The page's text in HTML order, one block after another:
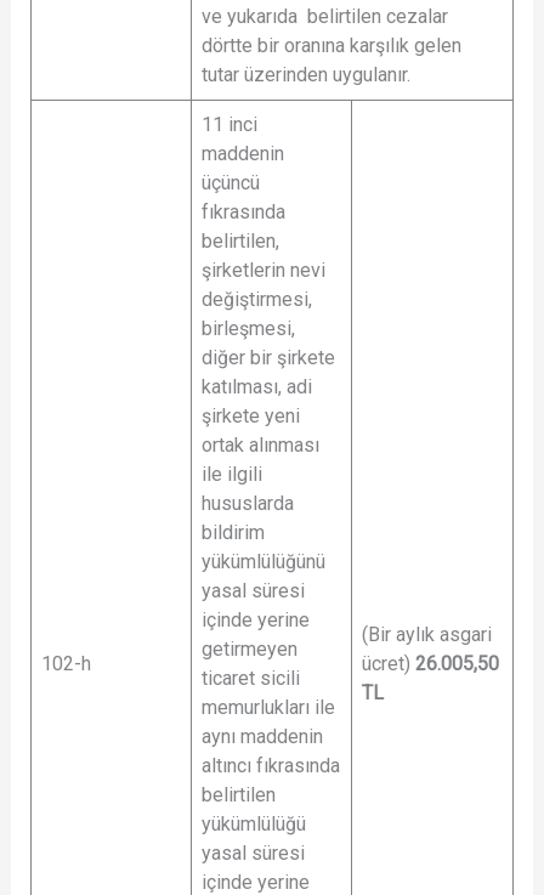
ve yukarıda belirtilen cezalar
dörtte bir oranına karşılık gelen
tutar üzerinden uygulanır.
102-h
11 inci
maddenin
üçüncü
fıkrasında
belirtilen,
şirketlerin nevi
değiştirmesi,
birleşmesi,
diğer bir şirkete
katılması, adi
şirkete yeni
ortak alınması
ile ilgili
hususlarda
bildirim
yükümlülüğünü
yasal süresi
içinde yerine
getirmeyen
ticaret sicili
memurlukları ile
aynı maddenin
altıncı fıkrasında
belirtilen
yükümlülüğü
yasal süresi
içinde yerine
(Bir aylık asgari
ücret) 26.005,50
TL